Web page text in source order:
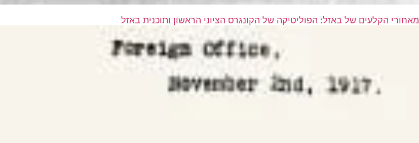
מאחורי הקלעים של באזל: הפוליטיקה של הקונגרס הציוני הראשון ותוכנית באזל